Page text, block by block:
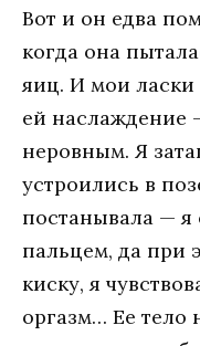
Вот и он едва
когда она
яиц. И мои ласки
ей наслаждение
неровным. Я
устроились в
постанывала — я
пальцем, да при
киску, я
оргазм… Ее тело